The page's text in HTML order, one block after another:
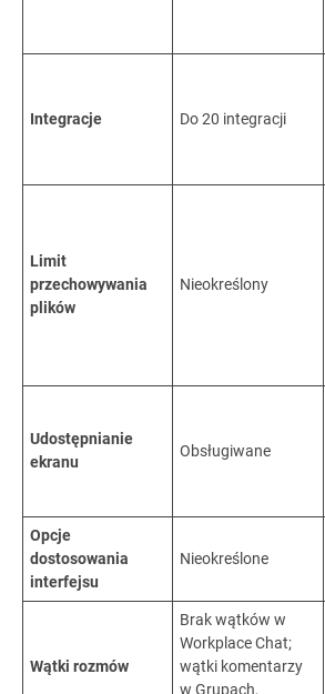
Integracje Do 20 integracji
Limit
przechowywania
plików
Nieokreślony
Udostępnianie
ekranu
Obsługiwane
Opcje
dostosowania
interfejsu
Nieokreślone
Wątki rozmów
Brak wątków w
Workplace Chat;
wątki komentarzy
w Grupach,